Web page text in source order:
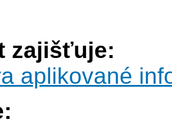
zajišťuje:
aplikované